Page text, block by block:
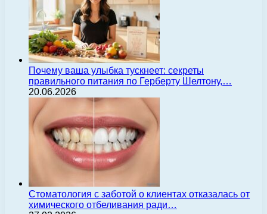
Почему ваша улыбка тускнеет: секреты
правильного питания по Герберту Шелтону,…
20.06.2026
Стоматология с заботой о клиентах отказалась от
химического отбеливания ради…